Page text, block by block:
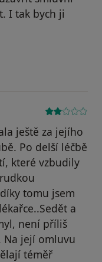
I tak bych ji
ještě za jejího
Po delší léčbě
které vzbudily
tomu jsem
a
není příliš
Na její omluvu
téměř